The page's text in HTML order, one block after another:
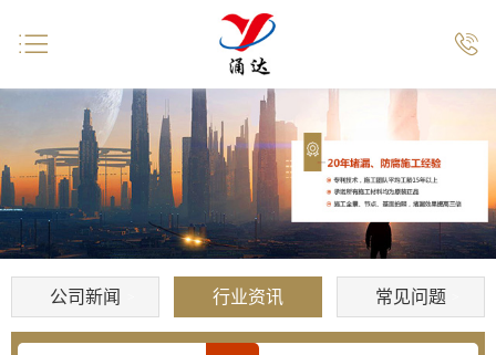
公司新闻 行业资讯 常见问题
 